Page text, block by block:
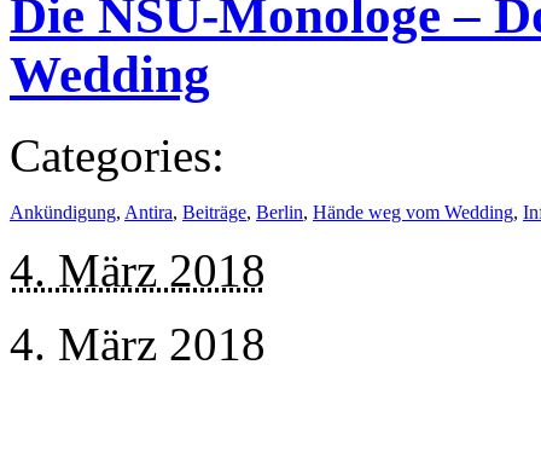
Die NSU-Monologe –
Wedding
Categories:
Ankündigung, Antira, Beiträge, Berlin, Hände weg vom Wedding,
4. März 2018
4. März 2018